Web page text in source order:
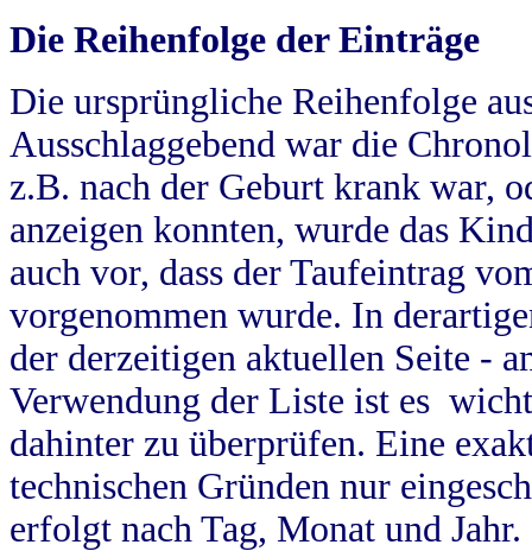
Die Reihenfolge der Einträge
Die ursprüngliche Reihenfolge
Ausschlaggebend war die
z.B. nach der Geburt krank war,
anzeigen konnten, wurde das
auch vor, dass der Taufeintrag
vorgenommen wurde. In
der derzeitigen aktuellen Seite -
Verwendung der Liste ist es
dahinter zu überprüfen. Eine
technischen Gründen nur
erfolgt nach Tag, Monat und Jahr.